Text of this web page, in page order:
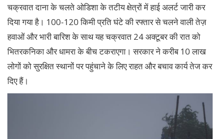
चक्रवात दाना के चलते ओडिशा के तटीय क्षेत्रों में हाई अलर्ट जारी कर
दिया गया है। 100-120 किमी प्रति घंटे की रफ्तार से चलने वाली तेज़
हवाओं और भारी बारिश के साथ यह चक्रवात 24 अक्टूबर की रात को
भितरकनिका और धामरा के बीच टकराएगा। सरकार ने करीब 10 लाख
लोगों को सुरक्षित स्थानों पर पहुंचाने के लिए राहत और बचाव कार्य तेज कर
दिए हैं।